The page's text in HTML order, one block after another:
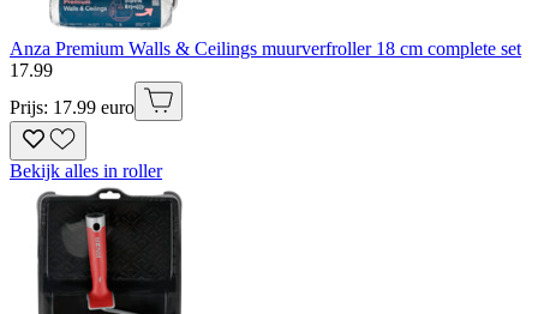
Anza Premium Walls & Ceilings muurverfroller 18 cm complete set
17.99
Prijs: 17.99 euro
Bekijk alles in roller